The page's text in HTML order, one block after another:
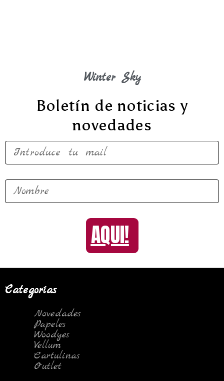
Winter Sky
Boletín de noticias y
novedades
AQUI!
Categorías
Novedades
Papeles
Woodyes
Vellum
Cartulinas
Outlet